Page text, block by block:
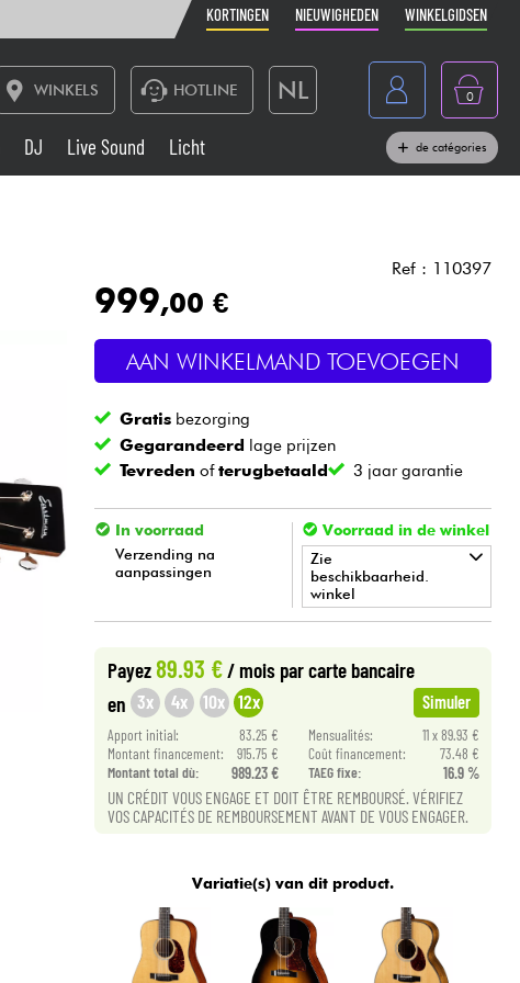
KORTINGEN NIEUWIGHEDEN WINKELGIDSEN
WINKELS HOTLINE NL
France
Belgique
Deutschland
0
Live Sound
Blaasinstrument
Kabels & toebehoren
DJ Live Sound Licht de catégories
Ref : 110397
999,00 €
AAN WINKELMAND TOEVOEGEN
Gratis bezorging
Gegarandeerd lage prijzen
Tevreden ofterugbetaald 3 jaar garantie
In voorraad
Verzending na
aanpassingen
Voorraad in de winkel
Zie
beschikbaarheid.
winkel
Payez 89.93 €/ mois par carte bancaire
en 3x 4x 10x 12x Simuler
Apport initial: 83.25 € Mensualités:
11 x 89.93 €
Montant financement:
915.75 € Coût financement:
73.48 €
Montant total dù:
989.23 € TAEG fixe: 16.9 %
UN CRÉDIT VOUS ENGAGE ET DOIT ÊTRE REMBOURSÉ. VÉRIFIEZ
VOS CAPACITÉS DE REMBOURSEMENT AVANT DE VOUS ENGAGER.
Variatie(s) van dit product.